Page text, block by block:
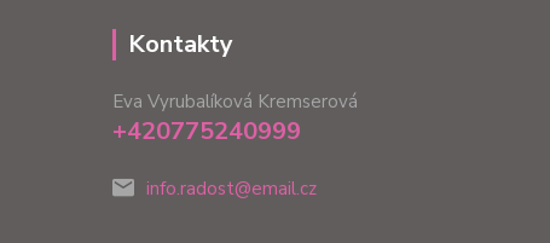
Kontakty
Eva Vyrubalíková Kremserová
+420775240999
info.radost@email.cz